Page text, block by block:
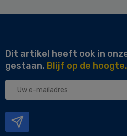
Dit artikel heeft ook in
gestaan. Blijf op de hoogte.
Uw